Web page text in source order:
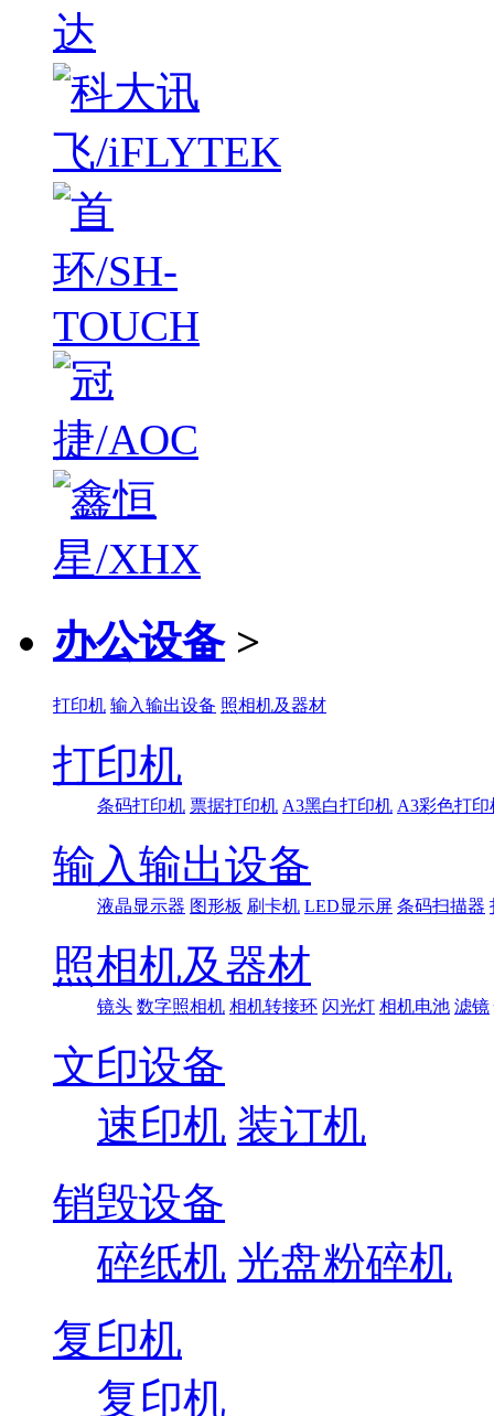
办公设备 >
打印机 输入输出设备 照相机及器材
打印机
条码打印机 票据打印机 A3黑白打印机 A3彩色打印
输入输出设备
液晶显示器 图形板 刷卡机 LED显示屏 条码扫描器
照相机及器材
镜头 数字照相机 相机转接环 闪光灯 相机电池 滤镜
文印设备
速印机 装订机
销毁设备
碎纸机 光盘粉碎机
复印机
复印机